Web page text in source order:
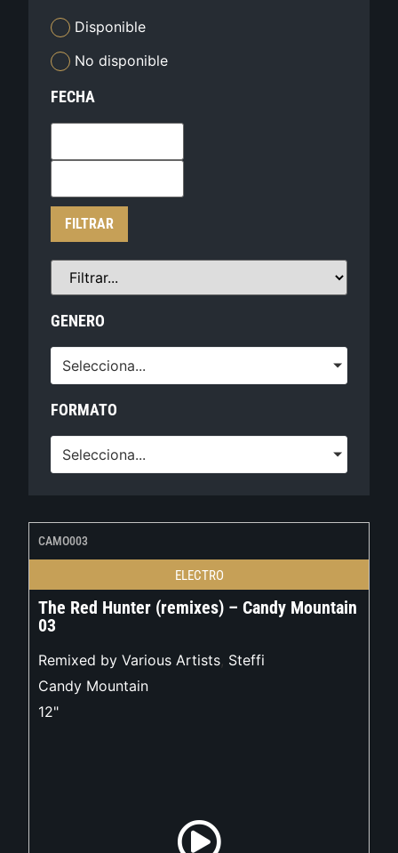
Disponible
No disponible
FECHA
FILTRAR
GENERO
Selecciona...
FORMATO
Selecciona...
CAMO003
ELECTRO
The Red Hunter (remixes) – Candy Mountain
03
Remixed by Various Artists, Steffi
Candy Mountain
12"